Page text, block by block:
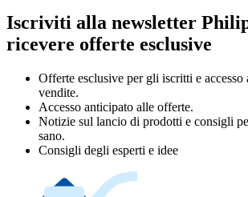
Iscriviti alla newsletter
ricevere offerte esclusive
Offerte esclusive per gli iscritti e accesso
vendite.
Accesso anticipato alle offerte.
Notizie sul lancio di prodotti e consigli
sano.
Consigli degli esperti e idee